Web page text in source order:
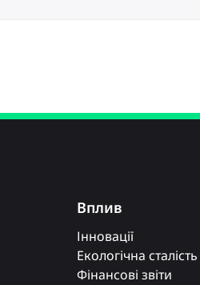
Вплив
Інновації
Екологічна сталість
Фінансові звіти